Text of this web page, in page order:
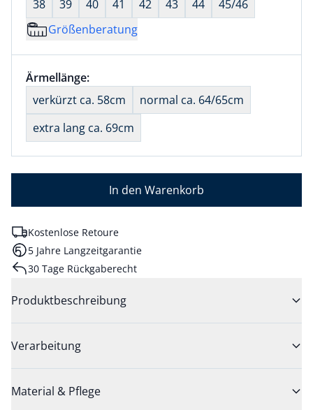
38
39 40 41 42 43 44
45/46
Größenberatung
Größenauswahl:
Ärmellänge:nichts ausgewählt
verkürzt ca. 58cm
normal ca. 64/65cm
extra lang ca. 69cm
In den Warenkorb
Kostenlose Retoure
5 Jahre Langzeitgarantie
30 Tage Rückgaberecht
Produktbeschreibung
Verarbeitung
Material & Pflege